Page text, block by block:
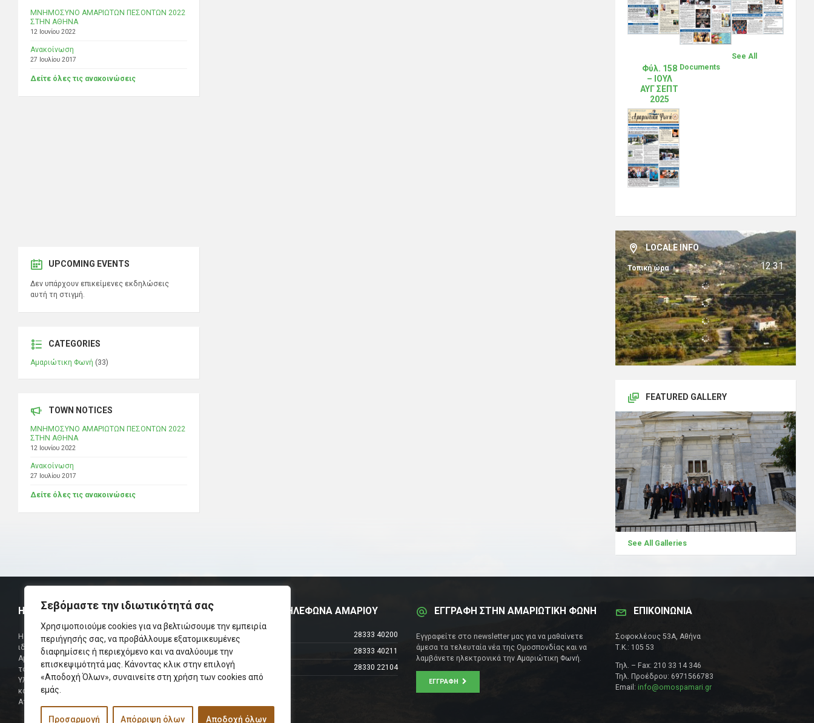
Σεβόμαστε την ιδιωτικότητά σας
Χρησιμοποιούμε cookies για να βελτιώσουμε την εμπειρία
περιήγησής σας, να προβάλλουμε εξατομικευμένες
διαφημίσεις ή περιεχόμενο και να αναλύουμε την
επισκεψιμότητά μας. Κάνοντας κλικ στην επιλογή
«Αποδοχή Όλων», συναινείτε στη χρήση των cookies από
εμάς.
Προσαρμογή Απόρριψη όλων Αποδοχή όλων
ΜΝΗΜΟΣΥΝΟ ΑΜΑΡΙΩΤΩΝ ΠΕΣΟΝΤΩΝ 2022
ΣΤΗΝ ΑΘΗΝΑ
12 Ιουνίου 2022
Ανακοίνωση
27 Ιουλίου 2017
Δείτε όλες τις ανακοινώσεις
UPCOMING EVENTS
Δεν υπάρχουν επικείμενες εκδηλώσεις
αυτή τη στιγμή.
CATEGORIES
Αμαριώτικη Φωνή (33)
TOWN NOTICES
ΜΝΗΜΟΣΥΝΟ ΑΜΑΡΙΩΤΩΝ ΠΕΣΟΝΤΩΝ 2022
ΣΤΗΝ ΑΘΗΝΑ
12 Ιουνίου 2022
Ανακοίνωση
27 Ιουλίου 2017
Δείτε όλες τις ανακοινώσεις
Φύλ. 158
– ΙΟΥΛ
ΑΥΓ ΣΕΠΤ
2025
See All
Documents
LOCALE INFO
Τοπική ώρα 12:31
FEATURED GALLERY
See All Galleries
Η ΟΜΟΣΠΟΝΔΙΑ
Η Ομοσπονδία Σωματείων Επαρχίας Αμαρίου
ιδρύθηκε και πήρε τη θέση της Ένωσης
Αμαριωτών, που λειτουργούσε από το 1966 μέχρι
το 1984.
Υλοποιήθηκε σε συνεργασία των μελών του Δ.Σ
και των Δ.Σ των Αμαριώτικων Σωματείων της
Αττικής.
ΧΡΗΣΙΜΑ ΤΗΛΕΦΩΝΑ ΑΜΑΡΙΟΥ
Τηλεφωνικό Κέντρο
28333 40200
Δήμαρχος
28333 40211
Φαξ
28330 22104
ΕΓΓΡΑΦΗ ΣΤΗΝ ΑΜΑΡΙΩΤΙΚΗ ΦΩΝΗ
Εγγραφείτε στο newsletter μας για να μαθαίνετε
άμεσα τα τελευταία νέα της Ομοσπονδίας και να
λαμβάνετε ηλεκτρονικά την Αμαριώτικη Φωνή.
ΕΓΓΡΑΦΉ
ΕΠΙΚΟΙΝΩΝΊΑ
Σοφοκλέους 53Α, Αθήνα
Τ.Κ.: 105 53
Τηλ. – Fax: 210 33 14 346
Τηλ. Προέδρου: 6971566783
Email: info@omospamari.gr